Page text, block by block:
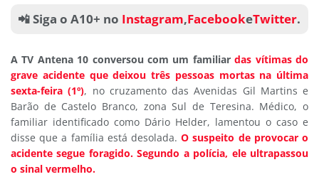
📲 Siga o A10+ no Instagram,FacebookeTwitter.
A TV Antena 10 conversou com um familiardas vítimas do
grave acidente que deixou três pessoas mortas na última
sexta-feira (1º), no cruzamento das Avenidas Gil Martins e
Barão de Castelo Branco, zona Sul de Teresina. Médico, o
familiar identificado como Dário Helder, lamentou o caso e
disse que a família está desolada.O suspeito de provocar o
acidente segue foragido. Segundo a polícia, ele ultrapassou
o sinal vermelho.